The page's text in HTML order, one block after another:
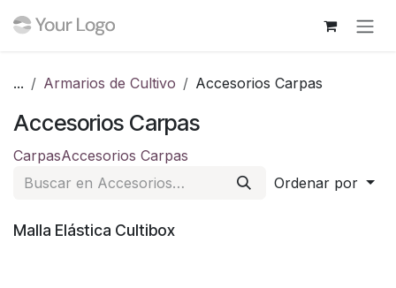
... Armarios de Cultivo Accesorios Carpas
Accesorios Carpas
CarpasAccesorios Carpas
Ordenar por
Sin existencias
Malla Elástica Cultibox